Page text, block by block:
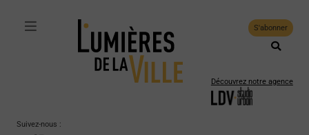
S'abonner
Découvrez notre agence
Suivez-nous :